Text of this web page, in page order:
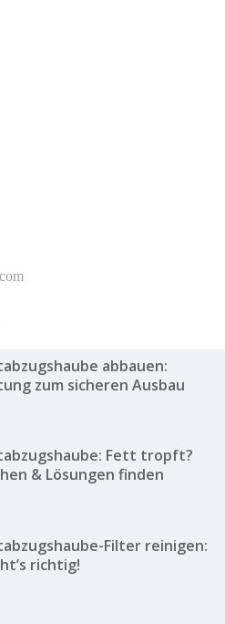
abbauen:
zum sicheren Ausbau
Fett tropft?
& Lösungen finden
Filter reinigen:
richtig!